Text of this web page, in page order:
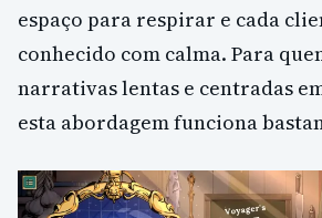
espaço para respirar e cada
conhecido com calma. Para
narrativas lentas e centradas
esta abordagem funciona